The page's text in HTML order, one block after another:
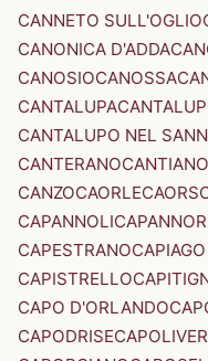
CANNETO SULL'OGLIO
CANONICA D'ADDA
CANOSIOCANOSSA
CANTALUPA
CANTALUPO NEL
CANTERANOCANTIANO
CANZOCAORLE
CAPANNOLI
CAPESTRANO
CAPISTRELLO
CAPO D'ORLANDO
CAPODRISE